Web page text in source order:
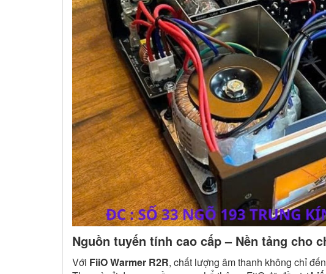
Nguồn tuyến tính cao cấp – Nền tảng cho
Với FiiO Warmer R2R, chất lượng âm thanh không chỉ